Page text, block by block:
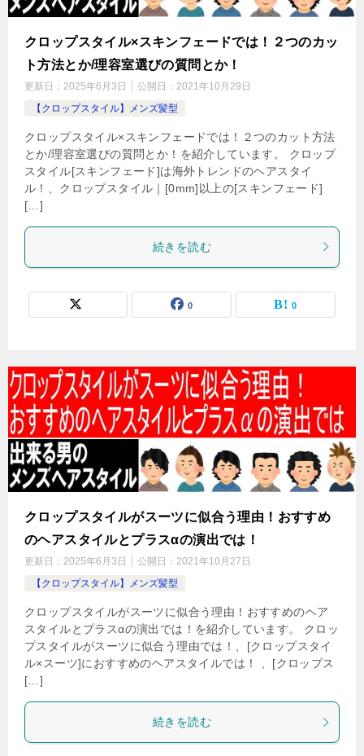
クロップスタイル×スキンフェードでは！２つのカッ
ト方法とか/理容室選びの質問とか！
更新日： 2025年6月3日 公開日： 2021年10月29日
【クロップスタイル】メンズ髪型
クロップスタイル×スキンフェードでは！２つのカット方法
とか/理容室選びの質問とか！を紹介しています。 クロップ
スタイル[スキンフェード]は海外トレンドのヘアスタイ
ル！、クロップスタイル｜[0mm]以上の[スキンフェード]
[…]
続きを読む
0 0
クロップスタイルがスーツに似合う理由！おすすめ
のヘアスタイルとプラスαの演出では！
更新日： 2025年6月3日 公開日： 2021年10月27日
【クロップスタイル】メンズ髪型
クロップスタイルがスーツに似合う理由！おすすめのヘア
スタイルとプラスαの演出では！を紹介しています。 クロッ
プスタイルがスーツに似合う理由では！、[クロップスタイ
ル×スーツ]におすすめのヘアスタイルでは！ 、[クロップス
[…]
続きを読む